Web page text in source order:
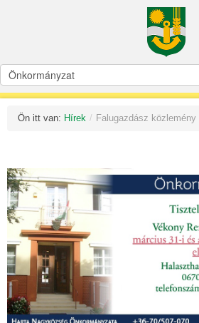
Ön itt van: Hírek / Falugazdász közlemény